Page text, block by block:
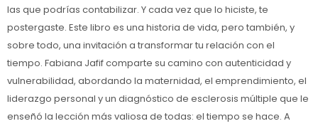
las que podrías contabilizar. Y cada vez que lo hiciste, te
postergaste. Este libro es una historia de vida, pero también, y
sobre todo, una invitación a transformar tu relación con el
tiempo. Fabiana Jafif comparte su camino con autenticidad y
vulnerabilidad, abordando la maternidad, el emprendimiento, el
liderazgo personal y un diagnóstico de esclerosis múltiple que le
enseñó la lección más valiosa de todas: el tiempo se hace. A